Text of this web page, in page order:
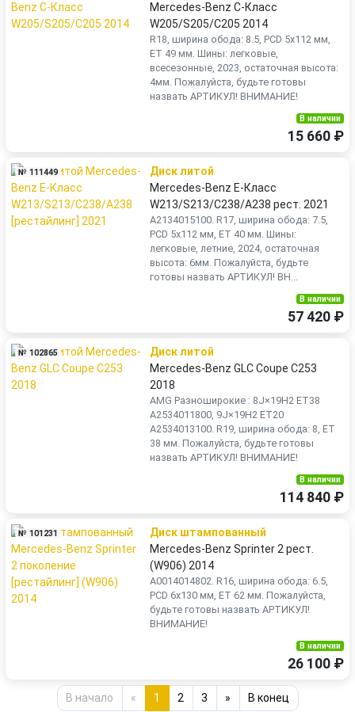
Mercedes-Benz C-Класс
W205/S205/C205 2014
R18, ширина обода: 8.5, PCD 5x112 мм,
ET 49 мм. Шины: легковые,
всесезонные, 2023, остаточная высота:
4мм. Пожалуйста, будьте готовы
назвать АРТИКУЛ! ВНИМАНИЕ!
В наличии
15 660 ₽
№ 111449
Диск литой
Mercedes-Benz E-Класс
W213/S213/C238/A238 рест. 2021
A2134015100. R17, ширина обода: 7.5,
PCD 5x112 мм, ET 40 мм. Шины:
легковые, летние, 2024, остаточная
высота: 6мм. Пожалуйста, будьте
готовы назвать АРТИКУЛ! ВН...
В наличии
57 420 ₽
№ 102865
Диск литой
Mercedes-Benz GLC Coupe C253
2018
AMG Разноширокие : 8J×19H2 ET38
A2534011800, 9J×19H2 ET20
A2534013100. R19, ширина обода: 8, ET
38 мм. Пожалуйста, будьте готовы
назвать АРТИКУЛ! ВНИМАНИЕ!
В наличии
114 840 ₽
№ 101231
Диск штампованный
Mercedes-Benz Sprinter 2 рест.
(W906) 2014
A0014014802. R16, ширина обода: 6.5,
PCD 6x130 мм, ET 62 мм. Пожалуйста,
будьте готовы назвать АРТИКУЛ!
ВНИМАНИЕ!
В наличии
26 100 ₽
В начало « 1 2 3 » В конец